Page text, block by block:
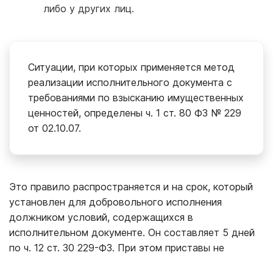
либо у других лиц.
Ситуации, при которых применяется метод
реализации исполнительного документа с
требованиями по взысканию имущественных
ценностей, определены ч. 1 ст. 80 ФЗ № 229
от 02.10.07.
Это правило распространяется и на срок, который
установлен для добровольного исполнения
должником условий, содержащихся в
исполнительном документе. Он составляет 5 дней
по ч. 12 ст. 30 229-ФЗ. При этом приставы не